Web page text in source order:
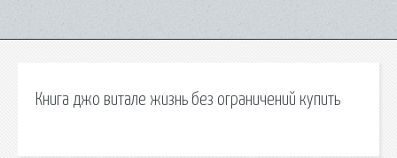
Книга джо витале жизнь без ограничений купить